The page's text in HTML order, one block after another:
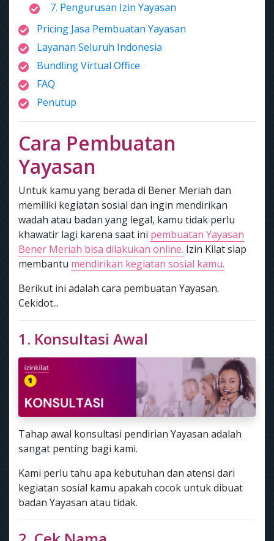
7. Pengurusan Izin Yayasan
Pricing Jasa Pembuatan Yayasan
Layanan Seluruh Indonesia
Bundling Virtual Office
FAQ
Penutup
Cara Pembuatan
Yayasan
Untuk kamu yang berada di Bener Meriah dan
memiliki kegiatan sosial dan ingin mendirikan
wadah atau badan yang legal, kamu tidak perlu
khawatir lagi karena saat ini pembuatan Yayasan
Bener Meriah bisa dilakukan online. Izin Kilat siap
membantu mendirikan kegiatan sosial kamu.
Berikut ini adalah cara pembuatan Yayasan.
Cekidot...
1. Konsultasi Awal
Tahap awal konsultasi pendirian Yayasan adalah
sangat penting bagi kami.
Kami perlu tahu apa kebutuhan dan atensi dari
kegiatan sosial kamu apakah cocok untuk dibuat
badan Yayasan atau tidak.